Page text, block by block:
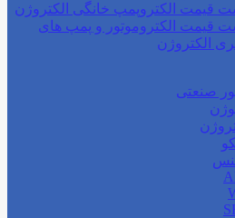
قیمت الکتروپمپ خانگی الکتروژن
قیمت الکتروموتور و پمپ های
الکتروژن
صنعتی